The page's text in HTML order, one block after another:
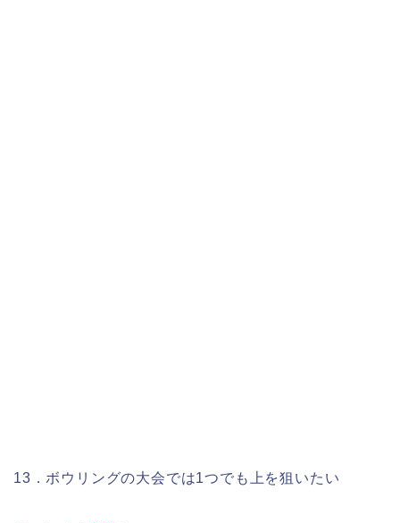
13．ボウリングの大会では1つでも上を狙いたい